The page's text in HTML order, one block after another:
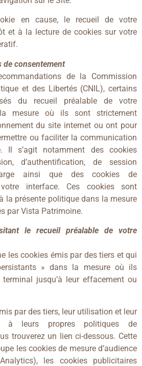
en cause, le recueil de votre
et à la lecture de cookies sur votre
de consentement
de la Commission
et des Libertés (CNIL), certains
du recueil préalable de votre
mesure où ils sont strictement
du site internet ou ont pour
ou faciliter la communication
Il s’agit notamment des cookies
d’authentification, de session
ainsi que des cookies de
interface. Ces cookies sont
la présente politique dans la mesure
par Vista Patrimoine.
le recueil préalable de votre
les cookies émis par des tiers et qui
» dans la mesure où ils
jusqu’à leur effacement ou
par des tiers, leur utilisation et leur
à leurs propres politiques de
trouverez un lien ci-dessous. Cette
les cookies de mesure d’audience
les cookies publicitaires